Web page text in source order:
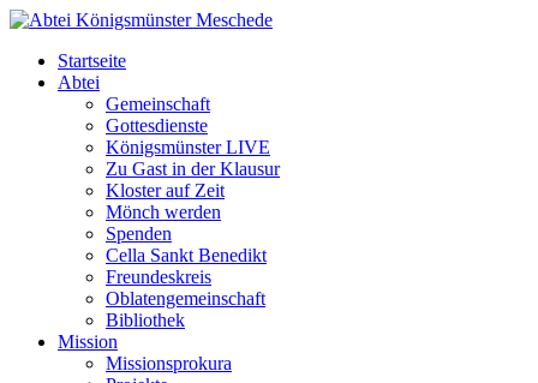
Startseite
Abtei
Gemeinschaft
Gottesdienste
Königsmünster LIVE
Zu Gast in der Klausur
Kloster auf Zeit
Mönch werden
Spenden
Cella Sankt Benedikt
Freundeskreis
Oblatengemeinschaft
Bibliothek
Mission
Missionsprokura